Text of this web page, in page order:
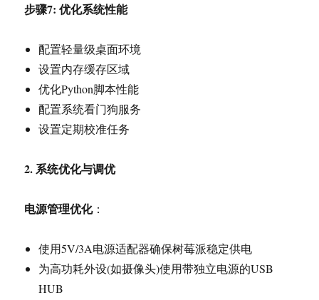
步骤7: 优化系统性能
配置轻量级桌面环境
设置内存缓存区域
优化Python脚本性能
配置系统看门狗服务
设置定期校准任务
2.系统优化与调优
电源管理优化：
使用5V/3A电源适配器确保树莓派稳定供电
为高功耗外设(如摄像头)使用带独立电源的USB
HUB